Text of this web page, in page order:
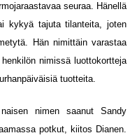
seuraa. Hänellä
kykyä tajuta tilanteita, joten
Hän nimittäin varastaa
nimissä luottokortteja
tuotteita.
nimen saanut Sandy
potkut, kiitos Dianen.